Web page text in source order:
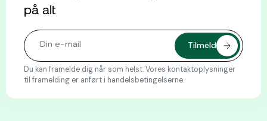
på alt
Du kan framelde dig når som helst. Vores kontaktoplysninger
til framelding er anført i handelsbetingelserne.